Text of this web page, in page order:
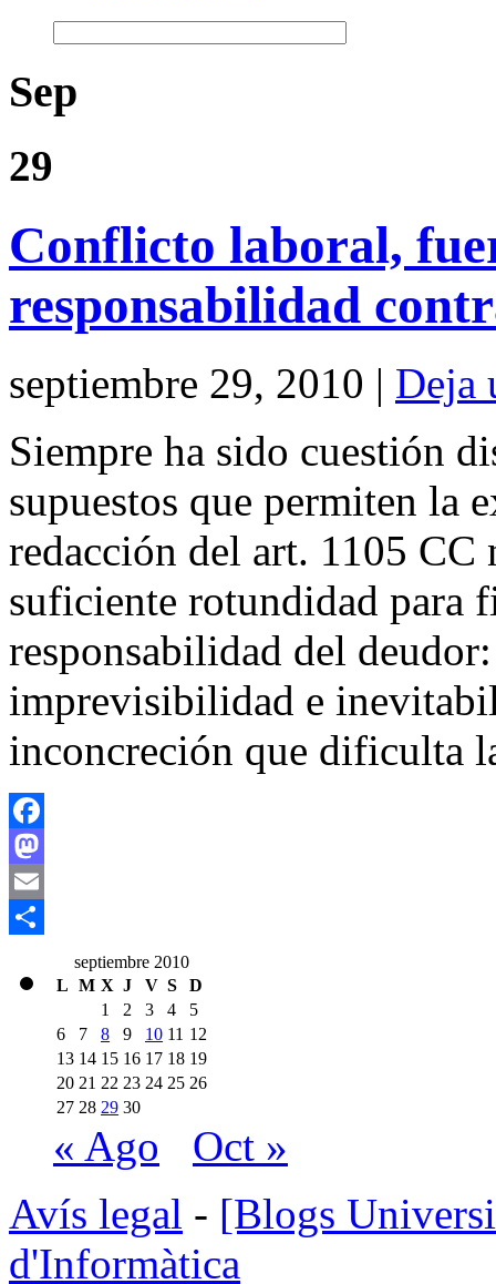
Sep
29
Conflicto laboral,
responsabilidad
septiembre 29, 2010 | Deja
Siempre ha sido cuestión
supuestos que permiten la
redacción del art. 1105 CC
suficiente rotundidad para
responsabilidad del
imprevisibilidad e
inconcreción que
Facebook
Mastodon
Email
septiembre 2010
L M X J V S
D
1
2 3 4
5
6
7 8 9 10 11 12
13 14 15 16 17 18 19
20 21 22 23 24 25 26
27 28 29 30
« Ago
Oct »
Avís legal - [Blogs
d'Informàtica